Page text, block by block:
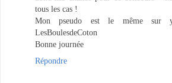
tous les cas !
Mon pseudo est le même sur
LesBoulesdeCoton
Bonne journée
Répondre